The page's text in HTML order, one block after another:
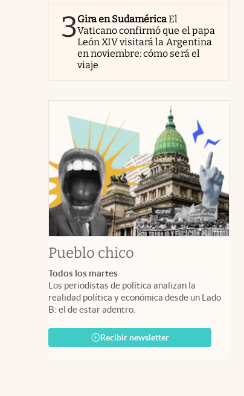
3Gira en SudaméricaEl
Vaticano confirmó que el papa
León XIV visitará la Argentina
en noviembre: cómo será el
viaje
Pueblo chico
Todos los martes
Los periodistas de política analizan la
realidad política y económica desde un Lado
B: el de estar adentro.
Recibir newsletter